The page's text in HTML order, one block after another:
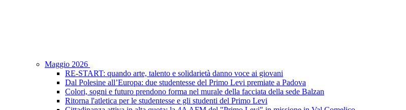
Maggio 2026
RE-START: quando arte, talento e solidarietà danno voce ai giovani
Dal Polesine all’Europa: due studentesse del Primo Levi premiate a Padova
Colori, sogni e futuro prendono forma nel murale della facciata della sede Balzan
Ritorna l'atletica per le studentesse e gli studenti del Primo Levi